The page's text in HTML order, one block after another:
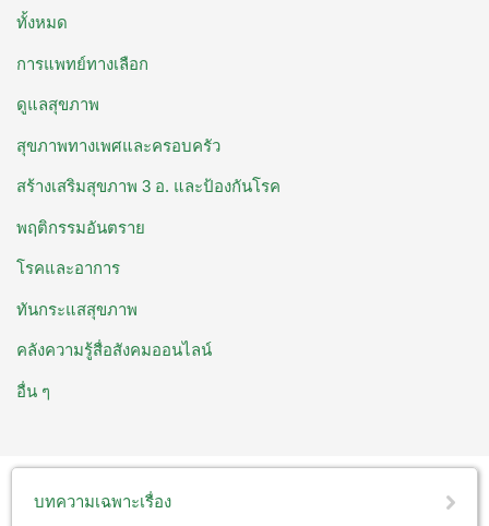
ทั้งหมด
การแพทย์ทางเลือก
ดูแลสุขภาพ
สุขภาพทางเพศและครอบครัว
สร้างเสริมสุขภาพ 3 อ. ​และป้องกันโรค
พฤติกรรมอันตราย
โรคและอาการ
ทันกระแสสุขภาพ
คลังความรู้สื่อสังคมออนไลน์
อื่น ๆ
บทความเฉพาะเรื่อง